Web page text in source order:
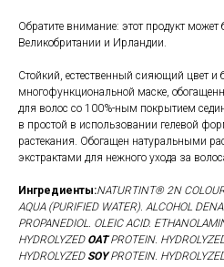
Обратите внимание: этот продукт может
Великобритании и Ирландии.
Стойкий, естественный сияющий цвет и
многофункциональной маске,
для волос со 100%-ным покрытием
в простой в использовании гелевой
растекания. Обогащен натуральными
экстрактами для нежного ухода за
Ингредиенты:NATURTINT® 2N
AQUA (PURIFIED WATER). ALCOHOL
PROPANEDIOL. OLEIC ACID.
HYDROLYZED OATPROTEIN.
HYDROLYZED SOYPROTEIN.